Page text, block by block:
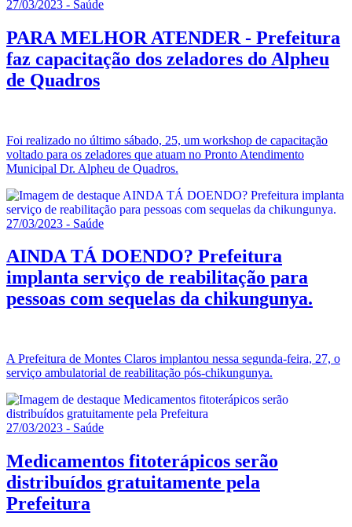
27/03/2023 - Saúde
PARA MELHOR ATENDER - Prefeitura
faz capacitação dos zeladores do Alpheu
de Quadros
Foi realizado no último sábado, 25, um workshop de capacitação
voltado para os zeladores que atuam no Pronto Atendimento
Municipal Dr. Alpheu de Quadros.
27/03/2023 - Saúde
AINDA TÁ DOENDO? Prefeitura
implanta serviço de reabilitação para
pessoas com sequelas da chikungunya.
A Prefeitura de Montes Claros implantou nessa segunda-feira, 27, o
serviço ambulatorial de reabilitação pós-chikungunya.
27/03/2023 - Saúde
Medicamentos fitoterápicos serão
distribuídos gratuitamente pela
Prefeitura